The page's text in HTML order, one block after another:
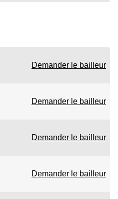
Demander le bailleur
Demander le bailleur
Demander le bailleur
Demander le bailleur